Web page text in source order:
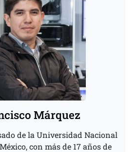
Márquez
de la Universidad Nacional
con más de 17 años de